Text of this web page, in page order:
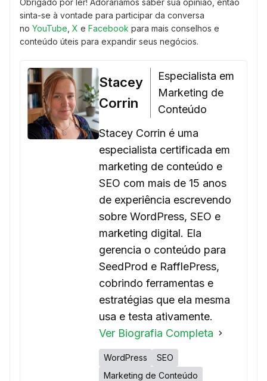
sinta-se à vontade para participar da conversa
no YouTube X e Facebook para mais conselhos e
conteúdo úteis para expandir seus negócios.
Stacey
Corrin
Especialista em
Marketing de
Conteúdo
Stacey Corrin é uma
especialista certificada em
marketing de conteúdo e
SEO com mais de 15 anos
de experiência escrevendo
sobre WordPress, SEO e
marketing digital. Ela
gerencia o conteúdo para
SeedProd e RafflePress,
cobrindo ferramentas e
estratégias que ela mesma
usa e testa ativamente.
Ver Biografia Completa
WordPress
SEO
Marketing de Conteúdo